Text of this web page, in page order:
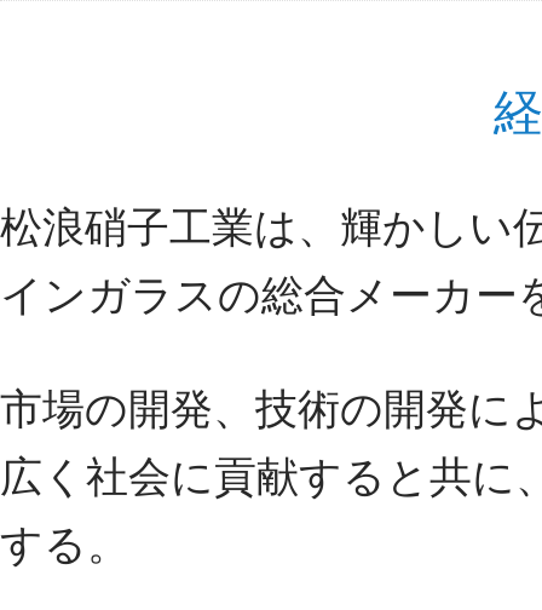
松浪硝子工業は、輝かしい
インガラスの総合メーカー
市場の開発、技術の開発に
広く社会に貢献すると共に
する。